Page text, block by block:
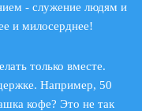
- служение людям и
и милосерднее!
только вместе.
Например, 50
кофе? Это не так